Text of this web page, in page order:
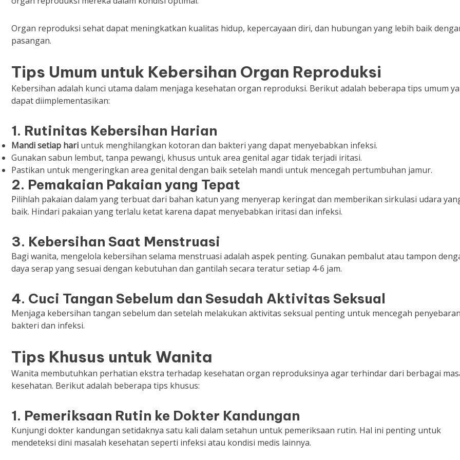
Organ reproduksi sehat dapat meningkatkan kualitas hidup, kepercayaan diri, dan hubungan yang lebih baik
pasangan.
Tips Umum untuk Kebersihan Organ Reproduksi
Kebersihan adalah kunci utama dalam menjaga kesehatan organ reproduksi. Berikut adalah beberapa tips umum
dapat diimplementasikan:
1. Rutinitas Kebersihan Harian
Mandi setiap hari untuk menghilangkan kotoran dan bakteri yang dapat menyebabkan infeksi.
Gunakan sabun lembut, tanpa pewangi, khusus untuk area genital agar tidak terjadi iritasi.
Pastikan untuk mengeringkan area genital dengan baik setelah mandi untuk mencegah pertumbuhan jamur.
2. Pemakaian Pakaian yang Tepat
Pilihlah pakaian dalam yang terbuat dari bahan katun yang menyerap keringat dan memberikan sirkulasi udara
baik. Hindari pakaian yang terlalu ketat karena dapat menyebabkan iritasi dan infeksi.
3. Kebersihan Saat Menstruasi
Bagi wanita, mengelola kebersihan selama menstruasi adalah aspek penting. Gunakan pembalut atau tampon
daya serap yang sesuai dengan kebutuhan dan gantilah secara teratur setiap 4-6 jam.
4. Cuci Tangan Sebelum dan Sesudah Aktivitas Seksual
Menjaga kebersihan tangan sebelum dan setelah melakukan aktivitas seksual penting untuk mencegah penyebaran
bakteri dan infeksi.
Tips Khusus untuk Wanita
Wanita membutuhkan perhatian ekstra terhadap kesehatan organ reproduksinya agar terhindar dari berbagai
kesehatan. Berikut adalah beberapa tips khusus:
1. Pemeriksaan Rutin ke Dokter Kandungan
Kunjungi dokter kandungan setidaknya satu kali dalam setahun untuk pemeriksaan rutin. Hal ini penting untuk
mendeteksi dini masalah kesehatan seperti infeksi atau kondisi medis lainnya.